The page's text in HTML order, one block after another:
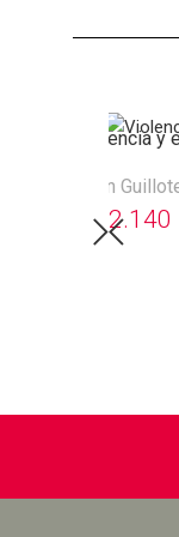
Violencia y
Alain
32.140